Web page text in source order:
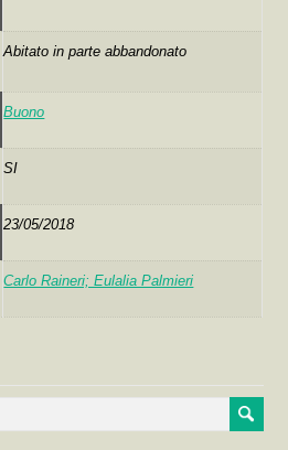
Abitato in parte abbandonato
Buono
SI
23/05/2018
Carlo Raineri; Eulalia Palmieri